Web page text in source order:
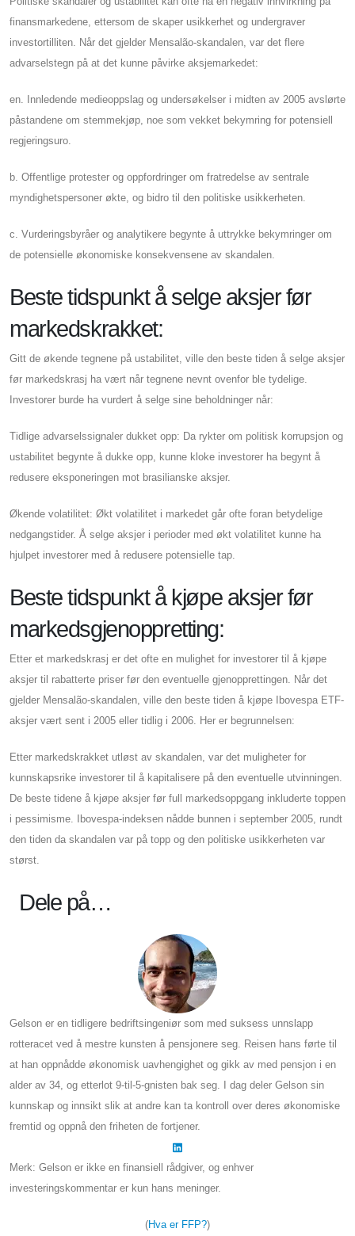
finansmarkedene, ettersom de skaper usikkerhet og undergraver
investortilliten. Når det gjelder Mensalão-skandalen, var det flere
advarselstegn på at det kunne påvirke aksjemarkedet:
en. Innledende medieoppslag og undersøkelser i midten av 2005 avslørte
påstandene om stemmekjøp, noe som vekket bekymring for potensiell
regjeringsuro.
b. Offentlige protester og oppfordringer om fratredelse av sentrale
myndighetspersoner økte, og bidro til den politiske usikkerheten.
c. Vurderingsbyråer og analytikere begynte å uttrykke bekymringer om
de potensielle økonomiske konsekvensene av skandalen.
Beste tidspunkt å selge aksjer før
markedskrakket:
Gitt de økende tegnene på ustabilitet, ville den beste tiden å selge aksjer
før markedskrasj ha vært når tegnene nevnt ovenfor ble tydelige.
Investorer burde ha vurdert å selge sine beholdninger når:
Tidlige advarselssignaler dukket opp: Da rykter om politisk korrupsjon og
ustabilitet begynte å dukke opp, kunne kloke investorer ha begynt å
redusere eksponeringen mot brasilianske aksjer.
Økende volatilitet: Økt volatilitet i markedet går ofte foran betydelige
nedgangstider. Å selge aksjer i perioder med økt volatilitet kunne ha
hjulpet investorer med å redusere potensielle tap.
Beste tidspunkt å kjøpe aksjer før
markedsgjenoppretting:
Etter et markedskrasj er det ofte en mulighet for investorer til å kjøpe
aksjer til rabatterte priser før den eventuelle gjenopprettingen. Når det
gjelder Mensalão-skandalen, ville den beste tiden å kjøpe Ibovespa ETF-
aksjer vært sent i 2005 eller tidlig i 2006. Her er begrunnelsen:
Etter markedskrakket utløst av skandalen, var det muligheter for
kunnskapsrike investorer til å kapitalisere på den eventuelle utvinningen.
De beste tidene å kjøpe aksjer før full markedsoppgang inkluderte toppen
i pessimisme. Ibovespa-indeksen nådde bunnen i september 2005, rundt
den tiden da skandalen var på topp og den politiske usikkerheten var
størst.
Dele på…
Gelson er en tidligere bedriftsingeniør som med suksess unnslapp
rotteracet ved å mestre kunsten å pensjonere seg. Reisen hans førte til
at han oppnådde økonomisk uavhengighet og gikk av med pensjon i en
alder av 34, og etterlot 9-til-5-gnisten bak seg. I dag deler Gelson sin
kunnskap og innsikt slik at andre kan ta kontroll over deres økonomiske
fremtid og oppnå den friheten de fortjener.
Merk: Gelson er ikke en finansiell rådgiver, og enhver
investeringskommentar er kun hans meninger.
(Hva er FFP?)